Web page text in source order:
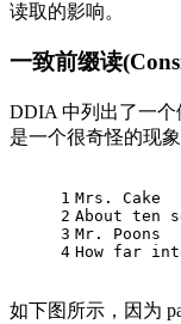
读取的影响。
一致前缀读
DDIA 中列出了一
是一个很奇怪的现象
1
2
3
4
Mrs. Cake
About ten
Mr. Poons
How far
如下图所示，因为